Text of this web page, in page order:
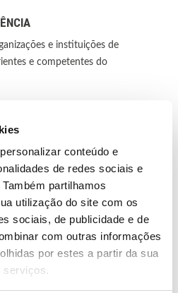
conteúdo e
de redes sociais e
partilhamos
utilização do site com os
sociais, de publicidade e de
com outras informações
por estes a partir da sua
serviços.
e instituições de
e competentes do
e reportes escolares
ao estudante 24 horas por